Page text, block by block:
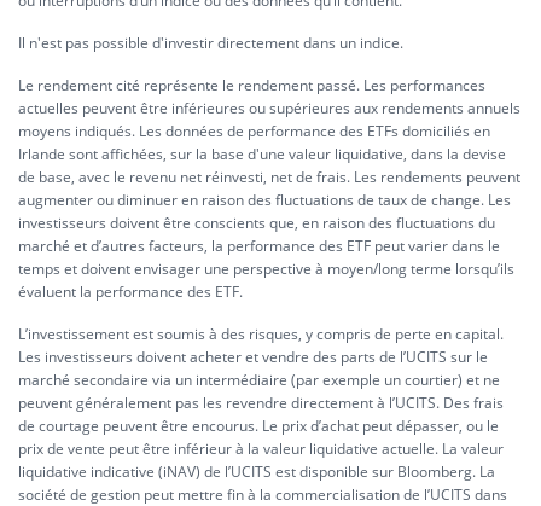
Il n'est pas possible d'investir directement dans un indice.
Le rendement cité représente le rendement passé. Les performances
actuelles peuvent être inférieures ou supérieures aux rendements annuels
moyens indiqués. Les données de performance des ETFs domiciliés en
Irlande sont affichées, sur la base d'une valeur liquidative, dans la devise
de base, avec le revenu net réinvesti, net de frais. Les rendements peuvent
augmenter ou diminuer en raison des fluctuations de taux de change. Les
investisseurs doivent être conscients que, en raison des fluctuations du
marché et d’autres facteurs, la performance des ETF peut varier dans le
temps et doivent envisager une perspective à moyen/long terme lorsqu’ils
évaluent la performance des ETF.
L’investissement est soumis à des risques, y compris de perte en capital.
Les investisseurs doivent acheter et vendre des parts de l’UCITS sur le
marché secondaire via un intermédiaire (par exemple un courtier) et ne
peuvent généralement pas les revendre directement à l’UCITS. Des frais
de courtage peuvent être encourus. Le prix d’achat peut dépasser, ou le
prix de vente peut être inférieur à la valeur liquidative actuelle. La valeur
liquidative indicative (iNAV) de l’UCITS est disponible sur Bloomberg. La
société de gestion peut mettre fin à la commercialisation de l’UCITS dans